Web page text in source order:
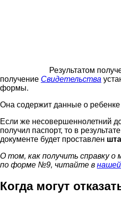
Результатом
получение Свидетельства
формы.
Она содержит данные о ребенке
Если же несовершеннолетний
получил паспорт, то в
документе будет проставлен
О том, как получить справку о
по форме №9, читайте в
Когда могут